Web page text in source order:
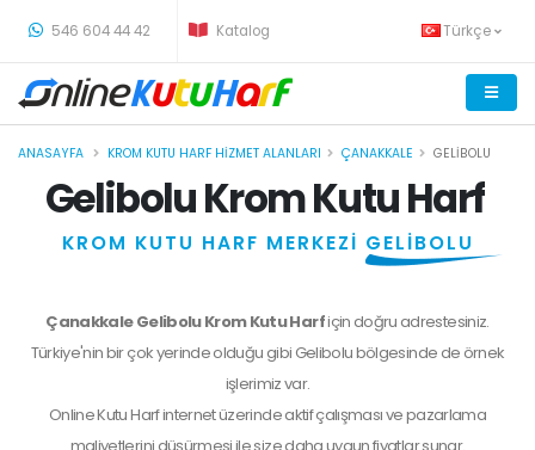
546 604 44 42 Katalog Türkçe
ANASAYFA KROM KUTU HARF HIZMET ALANLARI ÇANAKKALE GELIBOLU
Gelibolu Krom Kutu Harf
KROM KUTU HARF MERKEZİ GELİBOLU
Çanakkale Gelibolu Krom Kutu Harfiçin doğru adrestesiniz.
Türkiye'nin bir çok yerinde olduğu gibi Gelibolu bölgesinde de örnek
işlerimiz var.
Online Kutu Harf internet üzerinde aktif çalışması ve pazarlama